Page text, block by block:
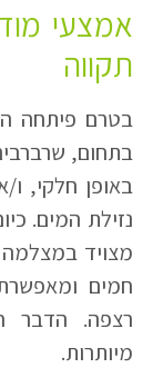
אמצעי
תקווה
בטרם פיתחה
בתחום,
באופן חלקי,
נזילת המים.
מצויד
חמים
רצפה. הדבר
מיותרות.